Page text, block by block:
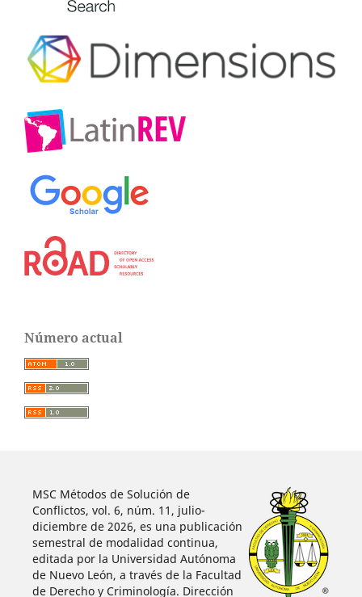
Número actual
MSC Métodos de Solución de
Conflictos, vol. 6, núm. 11, julio-
diciembre de 2026, es una publicación
semestral de modalidad continua,
editada por la Universidad Autónoma
de Nuevo León, a través de la Facultad
de Derecho y Criminología. Dirección